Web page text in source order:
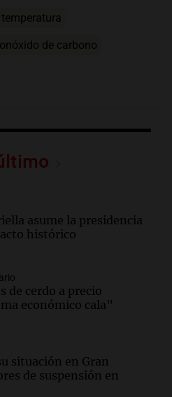
de carbono
asume la presidencia
histórico
de cerdo a precio
económico cala"
situación en Gran
de suspensión en